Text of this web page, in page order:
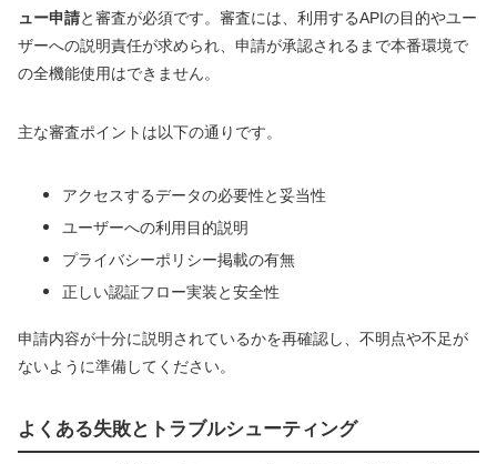
ュー申請と審査が必須です。審査には、利用するAPIの目的やユー
ザーへの説明責任が求められ、申請が承認されるまで本番環境で
の全機能使用はできません。
主な審査ポイントは以下の通りです。
アクセスするデータの必要性と妥当性
ユーザーへの利用目的説明
プライバシーポリシー掲載の有無
正しい認証フロー実装と安全性
申請内容が十分に説明されているかを再確認し、不明点や不足が
ないように準備してください。
よくある失敗とトラブルシューティング